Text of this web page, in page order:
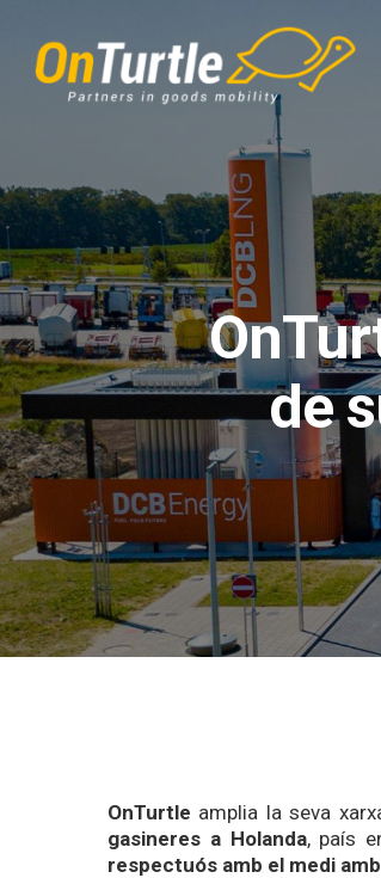
main
content
de
OnTurtle amplia la seva
gasineres aHolanda, país
respectuós amb el medi